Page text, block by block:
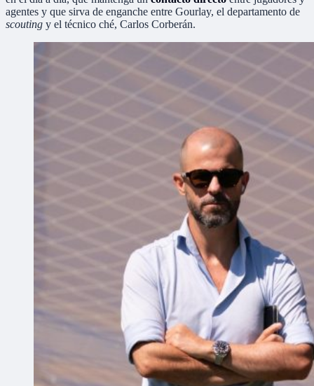
agentes y que sirva de enganche entre Gourlay, el departamento de
scouting y el técnico ché, Carlos Corberán.